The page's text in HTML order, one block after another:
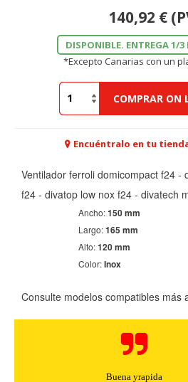
140,92 €
DISPONIBLE. ENTREGA 1/
*Excepto Canarias con un
COMPRAR ON
Encuéntralo en tu
Ventilador ferroli domicompact f24 -
f24 - divatop low nox f24 - divatech
Ancho:150 mm
Largo:165 mm
Alto:120 mm
Color:Inox
Consulte modelos compatibles más
Buena yrapida